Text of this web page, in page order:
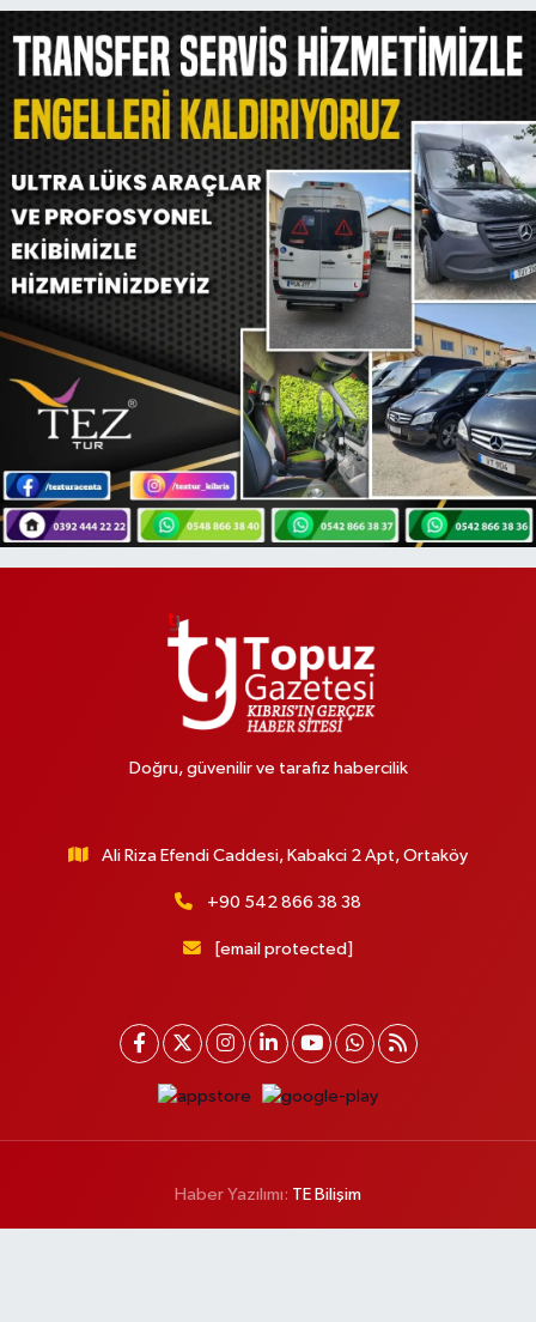
Doğru, güvenilir ve tarafız habercilik
Ali Riza Efendi Caddesi, Kabakci 2 Apt, Ortaköy
+90 542 866 38 38
[email protected]
Haber Yazılımı: TE Bilişim